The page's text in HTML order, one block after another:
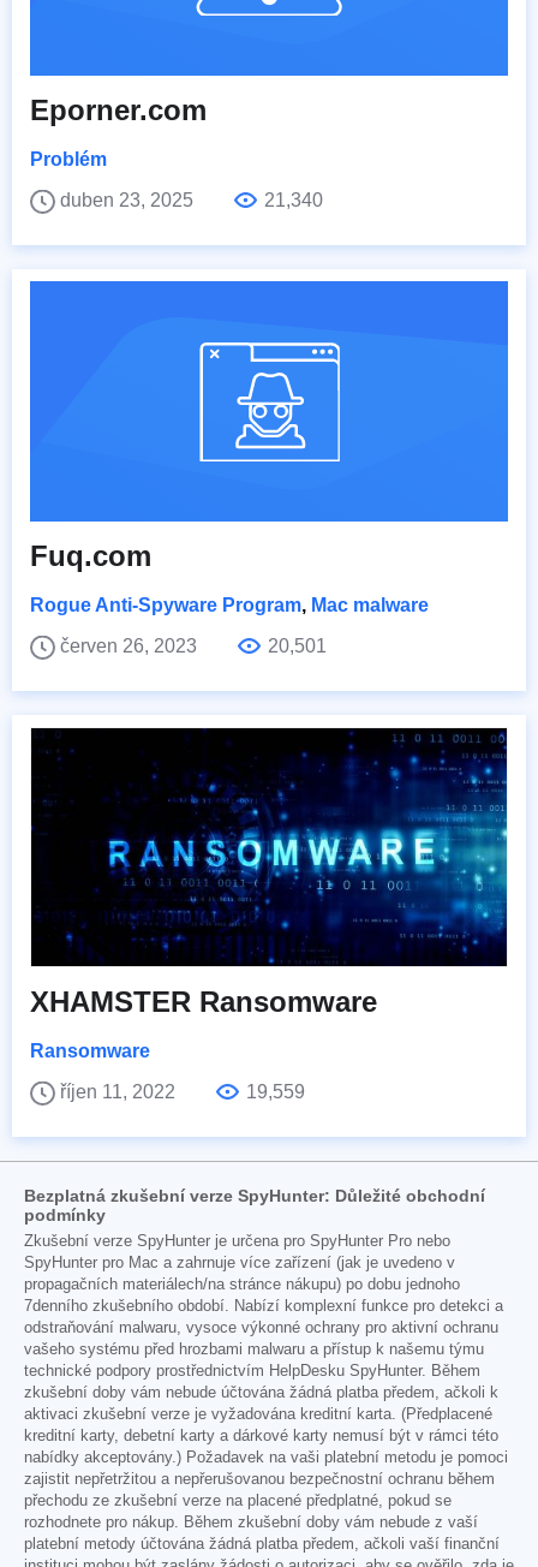
Eporner.com
Problém
duben 23, 2025
21,340
Fuq.com
Rogue Anti-Spyware Program, Mac malware
červen 26, 2023
20,501
XHAMSTER Ransomware
Ransomware
říjen 11, 2022
19,559
Bezplatná zkušební verze SpyHunter: Důležité obchodní
podmínky
Zkušební verze SpyHunter je určena pro SpyHunter Pro nebo
SpyHunter pro Mac a zahrnuje více zařízení (jak je uvedeno v
propagačních materiálech/na stránce nákupu) po dobu jednoho
7denního zkušebního období. Nabízí komplexní funkce pro detekci a
odstraňování malwaru, vysoce výkonné ochrany pro aktivní ochranu
vašeho systému před hrozbami malwaru a přístup k našemu týmu
technické podpory prostřednictvím HelpDesku SpyHunter. Během
zkušební doby vám nebude účtována žádná platba předem, ačkoli k
aktivaci zkušební verze je vyžadována kreditní karta. (Předplacené
kreditní karty, debetní karty a dárkové karty nemusí být v rámci této
nabídky akceptovány.) Požadavek na vaši platební metodu je pomoci
zajistit nepřetržitou a nepřerušovanou bezpečnostní ochranu během
přechodu ze zkušební verze na placené předplatné, pokud se
rozhodnete pro nákup. Během zkušební doby vám nebude z vaší
platební metody účtována žádná platba předem, ačkoli vaší finanční